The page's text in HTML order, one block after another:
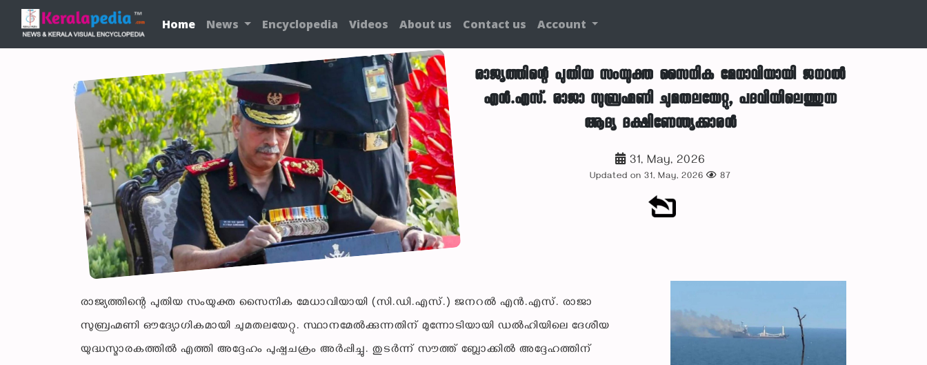
Home News Encyclopedia Videos About us Contact us Account
രാജ്യത്തിന്റെ പുതിയ സംയുക്ത സൈനിക മേധാവിയായി ജനറൽ
എൻ.എസ്. രാജാ സുബ്രഹ്മണി ചുമതലയേറ്റു, പദവിയിലെത്തുന്ന
ആദ്യ ദക്ഷിണേന്ത്യക്കാരൻ
31, May, 2026
Updated on 31, May, 2026 87
രാജ്യത്തിന്റെ പുതിയ സംയുക്ത സൈനിക മേധാവിയായി (സി.ഡി.എസ്.) ജനറൽ എൻ.എസ്. രാജാ
സുബ്രഹ്മണി ഔദ്യോഗികമായി ചുമതലയേറ്റു. സ്ഥാനമേൽക്കുന്നതിന് മുന്നോടിയായി ഡൽഹിയിലെ ദേശീയ
യുദ്ധസ്മാരകത്തിൽ എത്തി അദ്ദേഹം പുഷ്പചക്രം അർപ്പിച്ചു. തുടർന്ന് സൗത്ത് ബ്ലോക്കിൽ അദ്ദേഹത്തിന്